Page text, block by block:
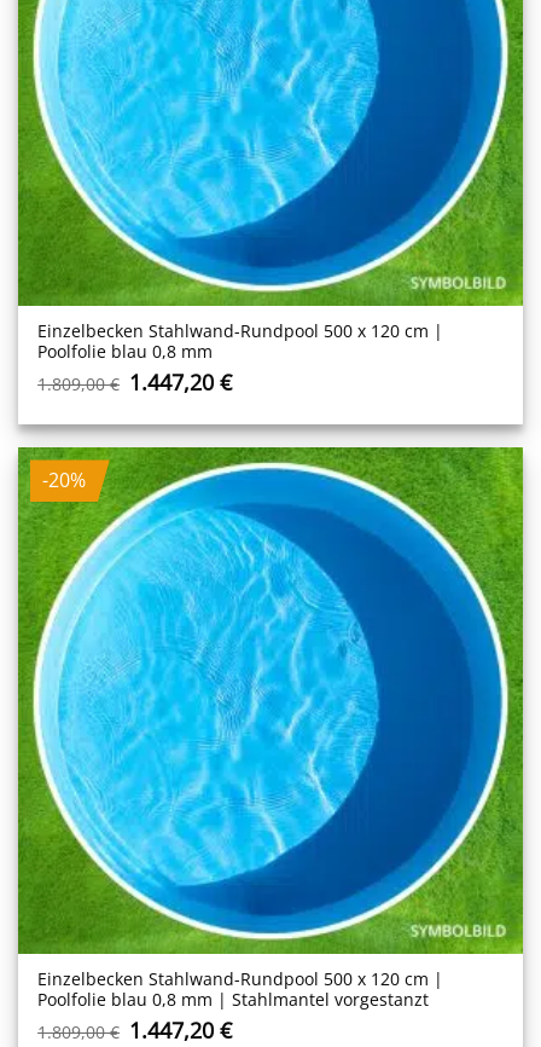
Einzelbecken Stahl­wand-Rundpool 500 x 120 cm |
Poolfolie blau 0,8 mm
1.809,00€ Ursprünglicher
war:
1.809,00 €
1.447,20€Aktueller
ist:
1.447,20 €.
-20%
Einzelbecken Stahl­wand-Rundpool 500 x 120 cm |
Poolfolie blau 0,8 mm | Stahlmantel vorgestanzt
1.809,00€ Ursprünglicher
1.447,20€Aktueller